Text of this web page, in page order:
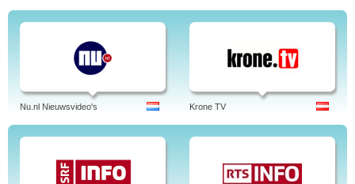
Nu.nl Nieuwsvideo's Krone TV